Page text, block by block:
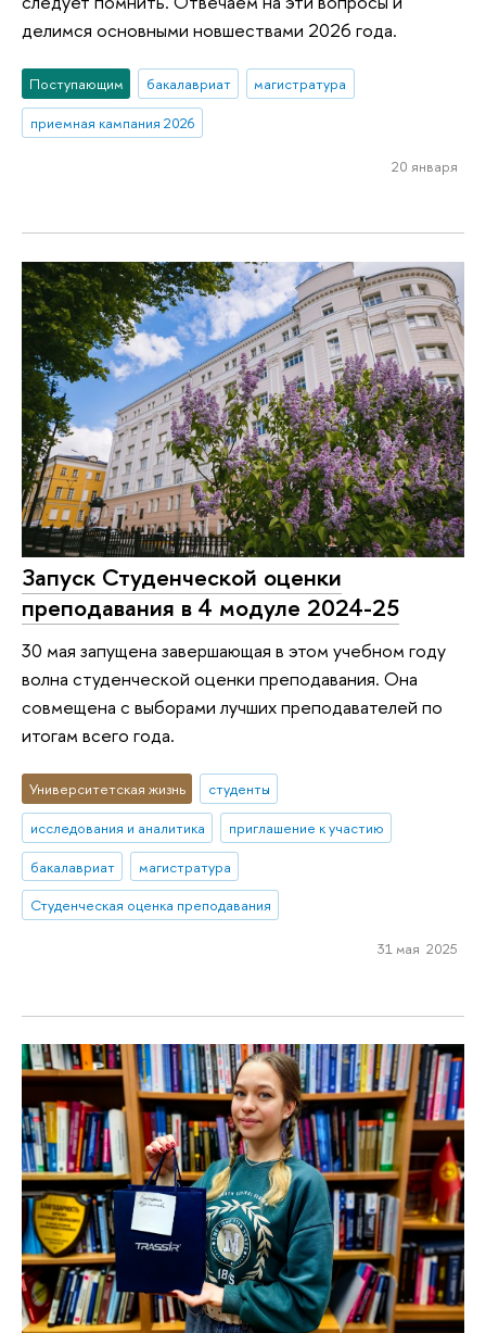
делимся основными новшествами 2026 года.
Поступающим бакалавриат
магистратура
приемная кампания 2026
20 января
Запуск Студенческой оценки
преподавания в 4 модуле 2024-25
30 мая запущена завершающая в этом учебном году
волна студенческой оценки преподавания. Она
совмещена с выборами лучших преподавателей по
итогам всего года.
Университетская жизнь
студенты
исследования и аналитика
приглашение к участию
бакалавриат
магистратура
Студенческая оценка преподавания
31 мая 2025